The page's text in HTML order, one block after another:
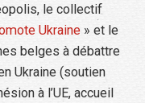
le collectif
Ukraine » et le
belges à débattre
Ukraine (soutien
à l’UE, accueil